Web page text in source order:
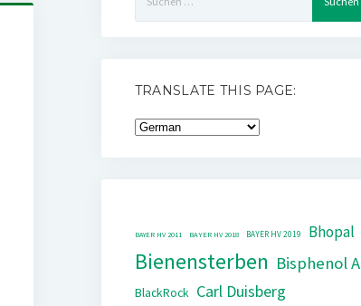
nach:
TRANSLATE THIS PAGE:
BAYER HV 2011 BAYER HV 2018 BAYER HV 2019 Bhopal
Bienensterben Bisphenol A
BlackRock Carl Duisberg